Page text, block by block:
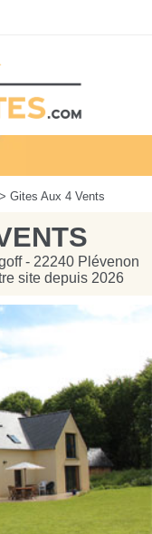
> Gites Aux 4 Vents
- 22240 Plévenon
site depuis 2026